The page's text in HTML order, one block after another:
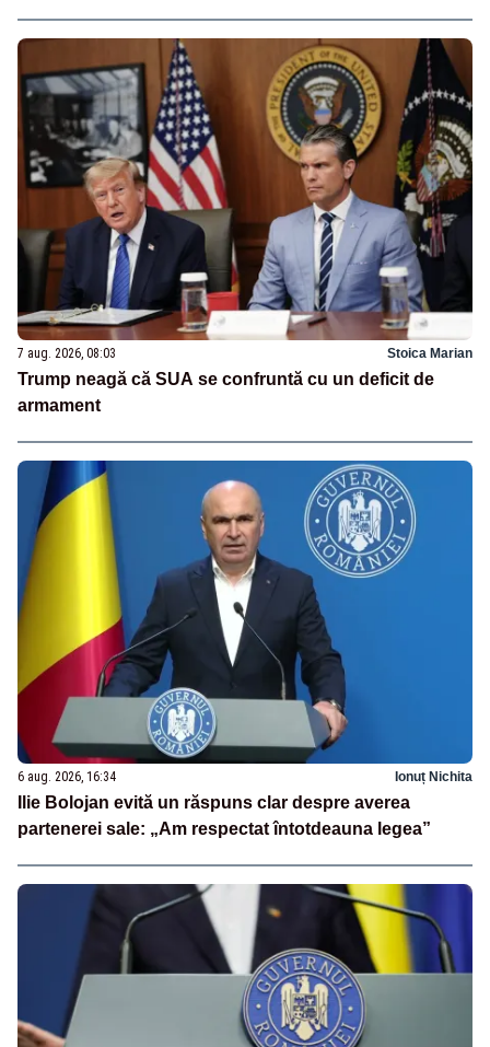
7 aug. 2026, 08:03 Stoica Marian
Trump neagă că SUA se confruntă cu un deficit de
armament
6 aug. 2026, 16:34 Ionuț Nichita
Ilie Bolojan evită un răspuns clar despre averea
partenerei sale: „Am respectat întotdeauna legea”